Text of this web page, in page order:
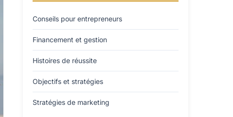
Conseils pour entrepreneurs
Financement et gestion
Histoires de réussite
Objectifs et stratégies
Stratégies de marketing